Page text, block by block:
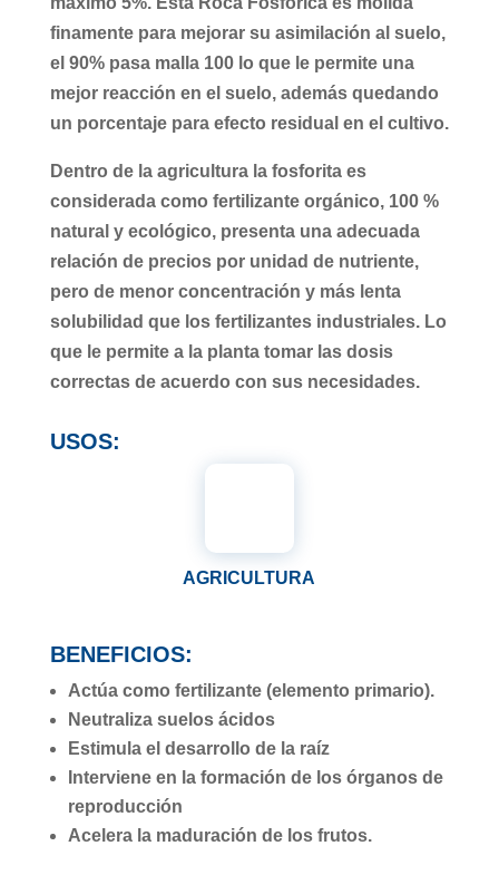
finamente para mejorar su asimilación al suelo,
el 90% pasa malla 100 lo que le permite una
mejor reacción en el suelo, además quedando
un porcentaje para efecto residual en el cultivo.
Dentro de la agricultura la fosforita es
considerada como fertilizante orgánico, 100 %
natural y ecológico, presenta una adecuada
relación de precios por unidad de nutriente,
pero de menor concentración y más lenta
solubilidad que los fertilizantes industriales. Lo
que le permite a la planta tomar las dosis
correctas de acuerdo con sus necesidades.
USOS:
AGRICULTURA
BENEFICIOS:
Actúa como fertilizante (elemento primario).
Neutraliza suelos ácidos
Estimula el desarrollo de la raíz
Interviene en la formación de los órganos de
reproducción
Acelera la maduración de los frutos.